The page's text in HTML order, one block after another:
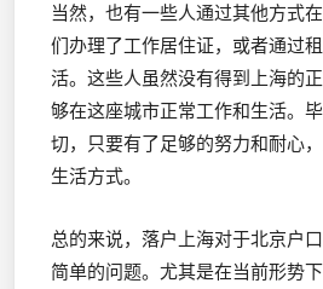
当然，也有一些人通过其他方式
们办理了工作居住证，或者通过
活。这些人虽然没有得到上海的
够在这座城市正常工作和生活。
切，只要有了足够的努力和耐心
生活方式。
总的来说，落户上海对于北京户
简单的问题。尤其是在当前形势